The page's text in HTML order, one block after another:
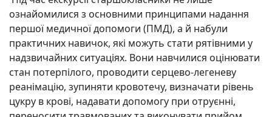
ознайомилися з основними принципами надання
першої медичної допомоги (ПМД), а й набули
практичних навичок, які можуть стати рятівними у
надзвичайних ситуаціях. Вони навчилися оцінювати
стан потерпілого, проводити серцево-легеневу
реанімацію, зупиняти кровотечу, визначати рівень
цукру в крові, надавати допомогу при отруєнні,